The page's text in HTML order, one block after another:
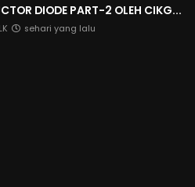
DIODE PART-2 OLEH CIKG...
sehari yang lalu